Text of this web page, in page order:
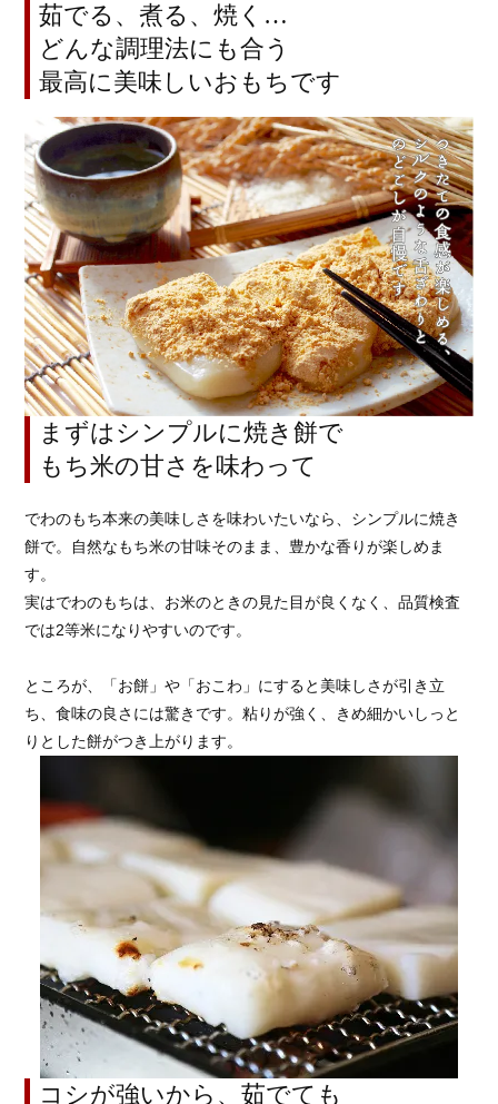
茹でる、煮る、焼く…
どんな調理法にも合う
最高に美味しいおもちです
まずはシンプルに焼き餅で
もち米の甘さを味わって
でわのもち本来の美味しさを味わいたいなら、シンプルに焼き
餅で。自然なもち米の甘味そのまま、豊かな香りが楽しめま
す。
実はでわのもちは、お米のときの見た目が良くなく、品質検査
では2等米になりやすいのです。
ところが、「お餅」や「おこわ」にすると美味しさが引き立
ち、食味の良さには驚きです。粘りが強く、きめ細かいしっと
りとした餅がつき上がります。
コシが強いから、茹でても